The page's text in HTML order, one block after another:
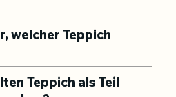
welcher Teppich
Teppich als Teil